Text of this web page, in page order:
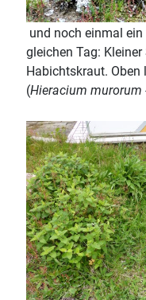
und noch einmal
gleichen Tag:
Habichtskraut.
(Hieracium murorum